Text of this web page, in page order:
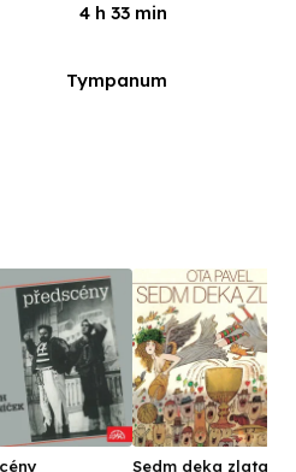
4 h 33 min
Tympanum
Sedm deka zlata